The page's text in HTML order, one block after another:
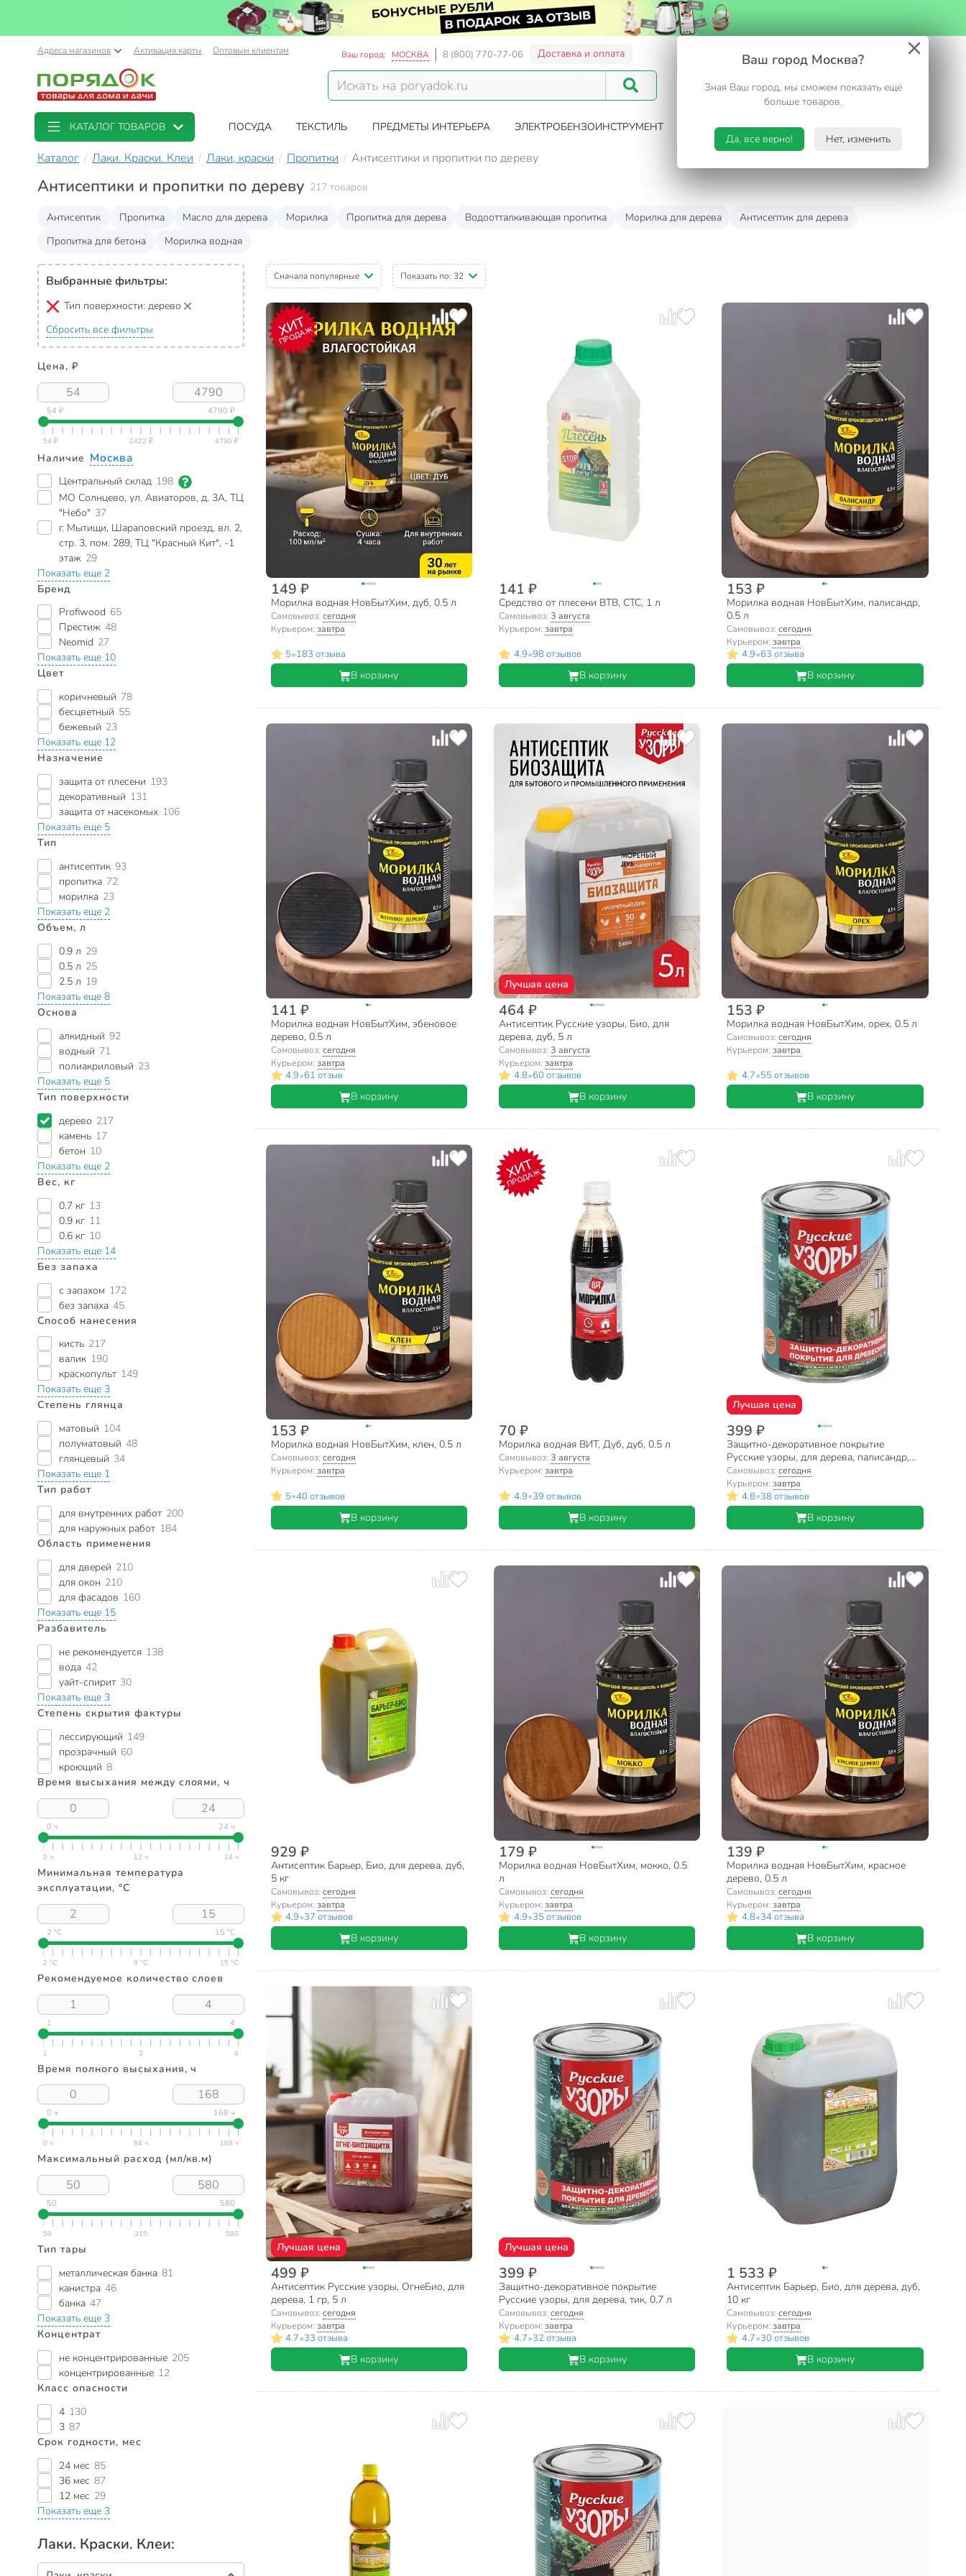
Ваш город Москва?
Зная Ваш город, мы сможем показать ещё
больше товаров.
Да, все верно! Нет, изменить
Адреса магазинов Активация карты Оптовым клиентам Ваш город: МОСКВА 8 (800) 770-77-06 Доставка и оплата
Корзина
КАТАЛОГ ТОВАРОВ ПОСУДА ТЕКСТИЛЬ ПРЕДМЕТЫ ИНТЕРЬЕРА ЭЛЕКТРОБЕНЗОИНСТРУМЕНТ САД И ОГОРОД ТУРИЗМ. ОТДЫХ НА ДАЧЕ
Каталог Лаки. Краски. Клеи Лаки, краски Пропитки Антисептики и пропитки по дереву
Антисептики и пропитки по дереву 217 товаров
Антисептик Пропитка Масло для дерева Морилка Пропитка для дерева Водоотталкивающая пропитка Морилка для дерева
Антисептик для дерева
Пропитка для бетона
Морилка водная
Выбранные фильтры:
Тип поверхности: дерево
Сбросить все фильтры
Цена, ₽
54 ₽ 4790 ₽
Наличие Москва
Центральный склад 198
МО Солнцево, ул. Авиаторов, д. 3А, ТЦ
"Небо" 37
г. Мытищи, Шараповский проезд, вл. 2,
стр. 3, пом. 289, ТЦ "Красный Кит", -1
этаж 29
Показать еще 2
Бренд
Profiwood 65
Престиж 48
Neomid 27
Показать еще 10
Цвет
коричневый 78
бесцветный 55
бежевый 23
Показать еще 12
Назначение
защита от плесени 193
декоративный 131
защита от насекомых 106
Показать еще 5
Тип
антисептик 93
пропитка 72
морилка 23
Показать еще 2
Объем, л
0.9 л 29
0.5 л 25
2.5 л 19
Показать еще 8
Основа
алкидный 92
водный 71
полиакриловый 23
Показать еще 5
Тип поверхности
дерево 217
камень 17
бетон 10
Показать еще 2
Вес, кг
0.7 кг 13
0.9 кг 11
0.6 кг 10
Показать еще 14
Без запаха
с запахом 172
без запаха 45
Способ нанесения
кисть 217
валик 190
краскопульт 149
Показать еще 3
Степень глянца
матовый 104
полуматовый 48
глянцевый 34
Показать еще 1
Тип работ
для внутренних работ 200
для наружных работ 184
Область применения
для дверей 210
для окон 210
для фасадов 160
Показать еще 15
Разбавитель
не рекомендуется 138
вода 42
уайт-спирит 30
Показать еще 3
Степень скрытия фактуры
лессирующий 149
прозрачный 60
кроющий 8
Время высыхания между слоями, ч
0 ч 24 ч
Минимальная температура
эксплуатации, °C
2 °C 15 °C
Рекомендуемое количество слоев
1 4
Время полного высыхания, ч
0 ч 168 ч
Максимальный расход (мл/кв.м)
50 580
Тип тары
металлическая банка 81
канистра 46
банка 47
Показать еще 3
Концентрат
не концентрированные 205
концентрированные 12
Класс опасности
4 130
3 87
Срок годности, мес
24 мес 85
36 мес 87
12 мес 29
Показать еще 3
Лаки. Краски. Клеи:
Сначала популярные Показать по: 32
ХИТ
ПРОДАЖ
149 ₽
Морилка водная НовБытХим, дуб, 0.5 л
Самовывоз: сегодня
Курьером: завтра
5•183 отзыва
В корзину
141 ₽
Средство от плесени ВТВ, СТС, 1 л
Самовывоз: 3 августа
Курьером: завтра
4.9•98 отзывов
В корзину
153 ₽
Морилка водная НовБытХим, палисандр,
0.5 л
Самовывоз:сегодня
Курьером:завтра
4.9•63 отзыва
В корзину
141 ₽
Морилка водная НовБытХим, эбеновое
дерево, 0.5 л
Самовывоз: сегодня
Курьером: завтра
4.9•61 отзыв
В корзину
Лучшая цена
464 ₽
Антисептик Русские узоры, Био, для
дерева, дуб, 5 л
Самовывоз: 3 августа
Курьером: завтра
4.8•60 отзывов
В корзину
153 ₽
Морилка водная НовБытХим, орех, 0.5 л
Самовывоз:сегодня
Курьером:завтра
4.7•55 отзывов
В корзину
153 ₽
Морилка водная НовБытХим, клен, 0.5 л
Самовывоз: сегодня
Курьером: завтра
5•40 отзывов
В корзину
ХИТ
ПРОДАЖ
70 ₽
Морилка водная ВИТ, Дуб, дуб, 0.5 л
Самовывоз: 3 августа
Курьером: завтра
4.9•39 отзывов
В корзину
Лучшая цена
399 ₽
Защитно-декоративное покрытие
Русские узоры, для дерева, палисандр,
0.7 л
Самовывоз:сегодня
Курьером:завтра
4.8•38 отзывов
В корзину
929 ₽
Антисептик Барьер, Био, для дерева, дуб,
5 кг
Самовывоз: сегодня
Курьером: завтра
4.9•37 отзывов
В корзину
179 ₽
Морилка водная НовБытХим, мокко, 0.5
л
Самовывоз: сегодня
Курьером: завтра
4.9•35 отзывов
В корзину
139 ₽
Морилка водная НовБытХим, красное
дерево, 0.5 л
Самовывоз:сегодня
Курьером:завтра
4.8•34 отзыва
В корзину
Лучшая цена
499 ₽
Антисептик Русские узоры, ОгнеБио, для
дерева, 1 гр, 5 л
Самовывоз: сегодня
Курьером: завтра
4.7•33 отзыва
В корзину
Лучшая цена
399 ₽
Защитно-декоративное покрытие
Русские узоры, для дерева, тик, 0.7 л
Самовывоз: сегодня
Курьером: завтра
4.7•32 отзыва
В корзину
1 533 ₽
Антисептик Барьер, Био, для дерева, дуб,
10 кг
Самовывоз:сегодня
Курьером:завтра
4.7•30 отзывов
В корзину